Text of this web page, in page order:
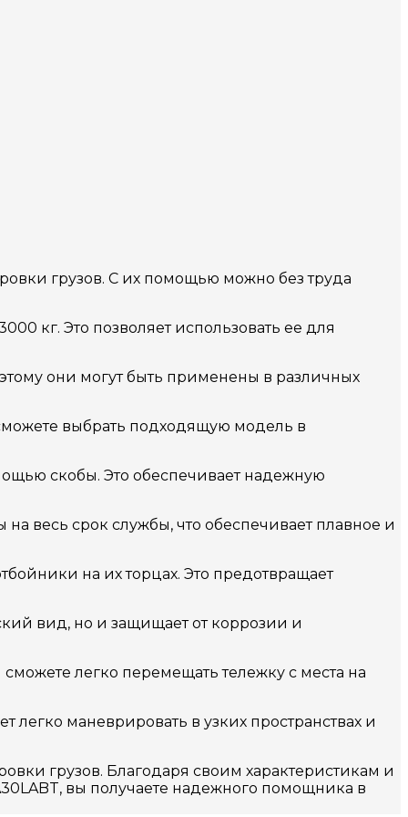
грузов. С их помощью можно без труда
кг. Это позволяет использовать ее для
они могут быть применены в различных
выбрать подходящую модель в
скобы. Это обеспечивает надежную
весь срок службы, что обеспечивает плавное и
на их торцах. Это предотвращает
вид, но и защищает от коррозии и
сможете легко перемещать тележку с места на
легко маневрировать в узких пространствах и
грузов. Благодаря своим характеристикам и
вы получаете надежного помощника в